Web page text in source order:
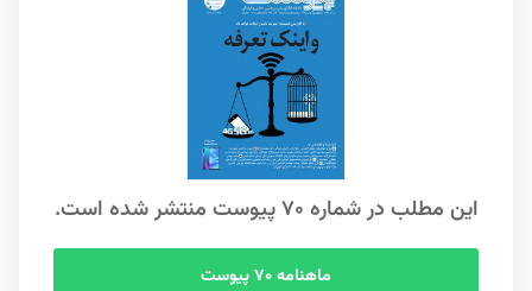
این مطلب در شماره ۷۰ پیوست منتشر شده است.
ماهنامه ۷۰ پیوست